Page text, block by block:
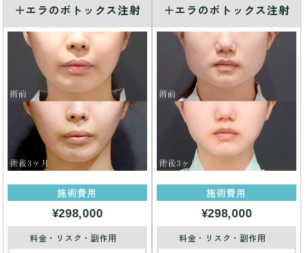
＋エラのボトックス注射
施術費用
¥298,000
料金・リスク・副作用
＋エラのボトックス注射
施術費用
¥298,000
料金・リスク・副作用